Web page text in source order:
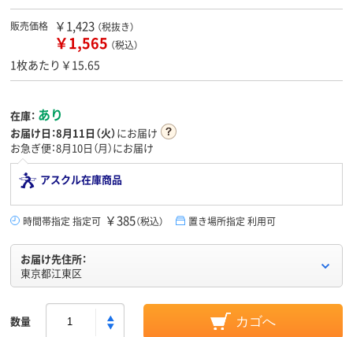
販売価格 ￥1,423 （税抜き）
￥1,565 （税込）
1枚あたり￥15.65
在庫： あり
お届け日：8月11日（火）にお届け
お急ぎ便：8月10日（月）にお届け
アスクル在庫商品
時間帯指定 指定可 ￥385（税込） 置き場所指定 利用可
お届け先住所：
東京都江東区
数量 カゴへ